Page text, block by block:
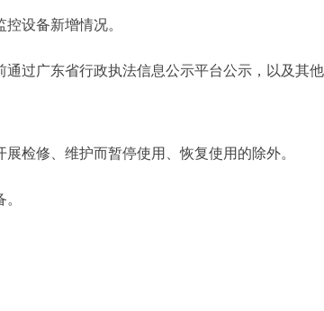
设备新增情况。
过广东省行政执法信息公示平台公示，以及其他
检修、维护而暂停使用、恢复使用的除外。